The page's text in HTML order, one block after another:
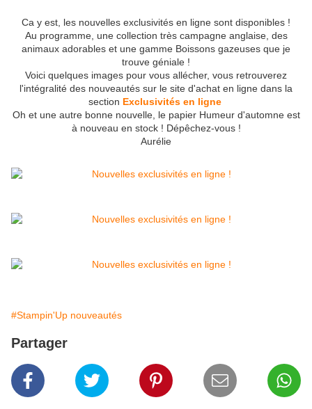
Ca y est, les nouvelles exclusivités en ligne sont disponibles !
Au programme, une collection très campagne anglaise, des
animaux adorables et une gamme Boissons gazeuses que je
trouve géniale !
Voici quelques images pour vous allécher, vous retrouverez
l'intégralité des nouveautés sur le site d'achat en ligne dans la
section Exclusivités en ligne
Oh et une autre bonne nouvelle, le papier Humeur d'automne est
à nouveau en stock ! Dépêchez-vous !
Aurélie
#Stampin'Up nouveautés
Partager